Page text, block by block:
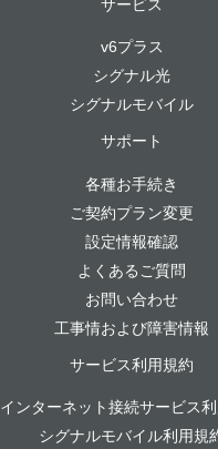
サービス
v6プラス
シグナル光
シグナルモバイル
サポート
各種お手続き
ご契約プラン変更
設定情報確認
よくあるご質問
お問い合わせ
工事情および障害情報
サービス利用規約
インターネット接続サービス
シグナルモバイル利用規